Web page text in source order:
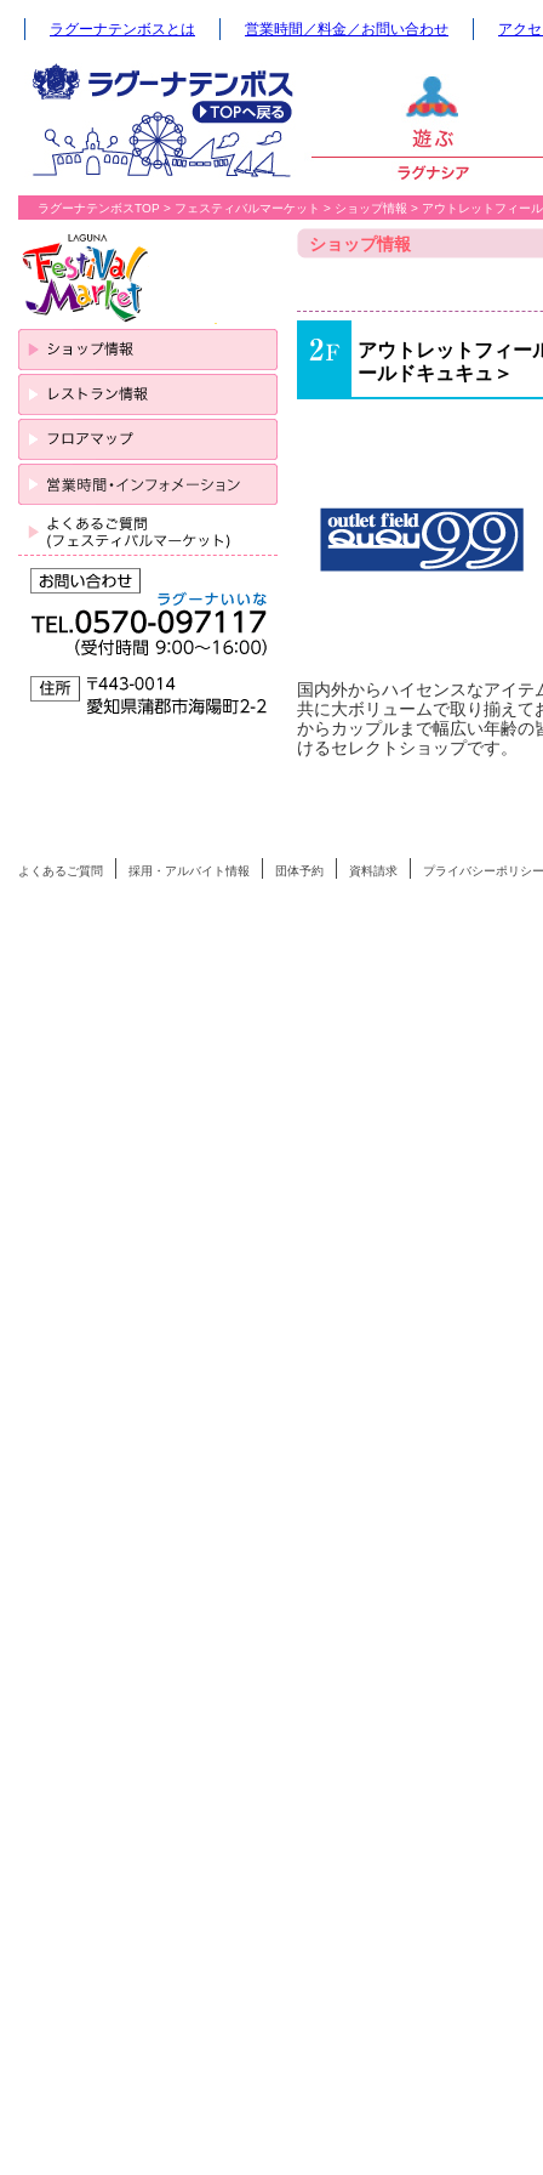
ラグーナテンボスとは 営業時間／料金／お問い合わせ アク
ラグーナテンボスTOP > フェスティバルマーケット > ショップ情報 > アウトレットフィー
ショップ情報
アウトレットフィ
ールドキュキュ＞
国内外からハイセンスなアイテ
共に大ボリュームで取り揃えて
からカップルまで幅広い年齢の
けるセレクトショップです。
よくあるご質問 採用・アルバイト情報 団体予約 資料請求 プライバシーポリシー